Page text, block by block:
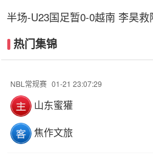
半场-U23国足暂0-0越南 李昊
热门集锦
NBL常规赛 01-21 23:07:29
山东蜜獾
焦作文旅